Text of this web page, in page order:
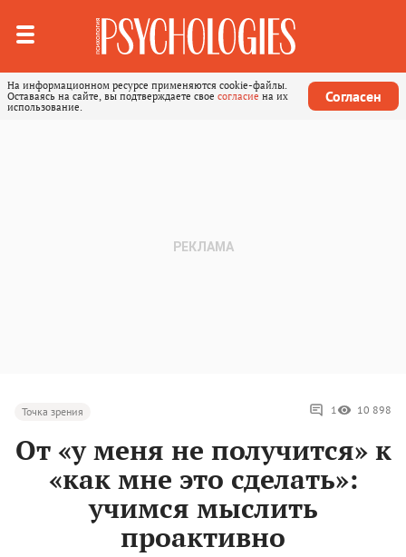
На информационном ресурсе применяются cookie-файлы.
Оставаясь на сайте, вы подтверждаете свое согласие на их
использование.
Согласен
Точка зрения 1 10 898
От «у меня не получится» к
«как мне это сделать»:
учимся мыслить
проактивно